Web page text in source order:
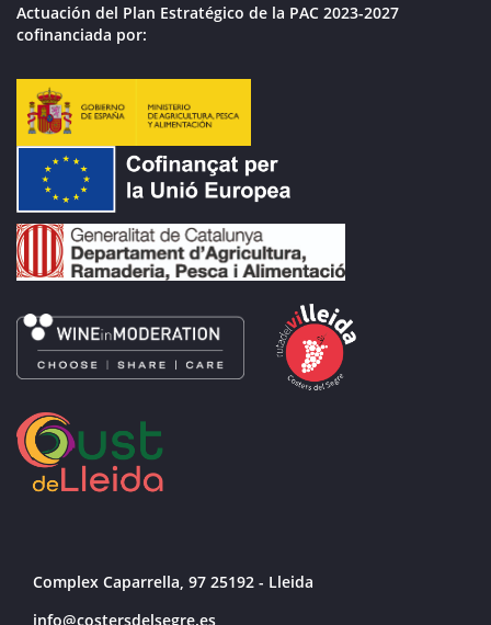
Actuación del Plan Estratégico de la PAC 2023-2027
cofinanciada por:
Complex Caparrella, 97 25192 - Lleida
info@costersdelsegre.es